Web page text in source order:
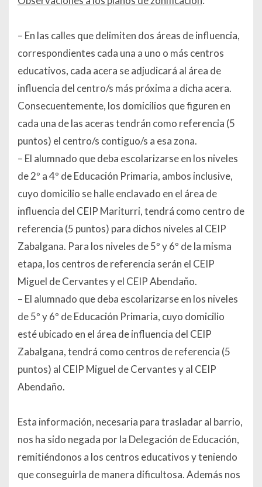
– En las calles que delimiten dos áreas de influencia,
correspondientes cada una a uno o más centros
educativos, cada acera se adjudicará al área de
influencia del centro/s más próxima a dicha acera.
Consecuentemente, los domicilios que figuren en
cada una de las aceras tendrán como referencia (5
puntos) el centro/s contiguo/s a esa zona.
– El alumnado que deba escolarizarse en los niveles
de 2º a 4º de Educación Primaria, ambos inclusive,
cuyo domicilio se halle enclavado en el área de
influencia del CEIP Mariturri, tendrá como centro de
referencia (5 puntos) para dichos niveles al CEIP
Zabalgana. Para los niveles de 5º y 6º de la misma
etapa, los centros de referencia serán el CEIP
Miguel de Cervantes y el CEIP Abendaño.
– El alumnado que deba escolarizarse en los niveles
de 5º y 6º de Educación Primaria, cuyo domicilio
esté ubicado en el área de influencia del CEIP
Zabalgana, tendrá como centros de referencia (5
puntos) al CEIP Miguel de Cervantes y al CEIP
Abendaño.
Esta información, necesaria para trasladar al barrio,
nos ha sido negada por la Delegación de Educación,
remitiéndonos a los centros educativos y teniendo
que conseguirla de manera dificultosa. Además nos